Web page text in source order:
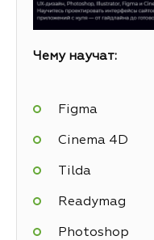
Чему научат:
Figma
Cinema 4D
Tilda
Readymag
Photoshop